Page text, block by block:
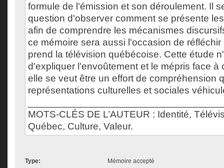
formule de l'émission et son déroulement. Il
question d'observer comment se présente
afin de comprendre les mécanismes
ce mémoire sera aussi l'occasion de
prend la télévision québécoise. Cette étude
d'expliquer l'envoûtement et le mépris face à
elle se veut être un effort de compréhension
représentations culturelles et sociales
MOTS-CLÉS DE L’AUTEUR : Identité,
Québec, Culture, Valeur.
Type:
Mémoire accepté